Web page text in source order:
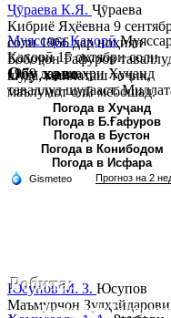
Муяссара Қаҳорӣ
Қаҳорӣ 15 октябри соли
1979 дар шаҳри Хуҷанд
таваллуд шудааст.
тоҷик. Маълумот олӣ.
2002 Донишгоҳи давлатии
Хуҷанд ба...
Ҷӯраева К.Я. Ҷӯраева
Кибриё Яҳёевна 9
соли 1966 дар ноҳияи
Бобоҷон Ғафуров
шуда, миллаташ тоҷик,
маълумот олӣ мебошад.
Соли 1997 Донишг...
Юсупов М. З. Юсупов
Маъмурҷон
Обу хаво
Погода в Хуҷанд
Погода в Б.Ғафуров
Погода в Бустон
Погода в Конибодом
Погода в Исфара
Робита:
Ҷумҳурии